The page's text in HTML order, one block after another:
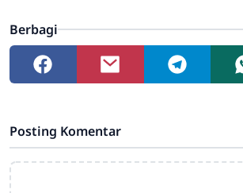
Berbagi
Posting Komentar